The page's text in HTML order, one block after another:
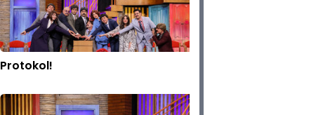
Protokol!